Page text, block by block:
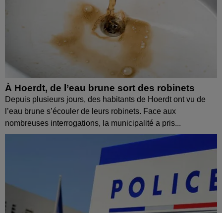
À Hoerdt, de l’eau brune sort des robinets
Depuis plusieurs jours, des habitants de Hoerdt ont vu de
l’eau brune s’écouler de leurs robinets. Face aux
nombreuses interrogations, la municipalité a pris...